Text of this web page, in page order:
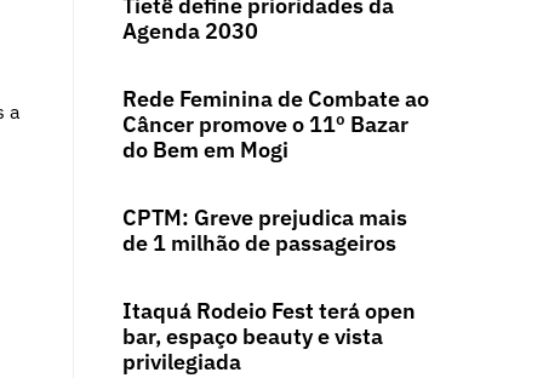
a
Tietê define prioridades da
Agenda 2030
Rede Feminina de Combate ao
Câncer promove o 11º Bazar
do Bem em Mogi
CPTM: Greve prejudica mais
de 1 milhão de passageiros
Itaquá Rodeio Fest terá open
bar, espaço beauty e vista
privilegiada